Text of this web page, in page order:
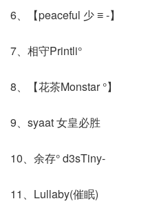
6、【peaceful 少 ≡ -】
7、相守Printli°
8、【花茶Monstar °】
9、syaat 女皇必胜
10、余存° d3sTiny-
11、Lullaby(催眠)